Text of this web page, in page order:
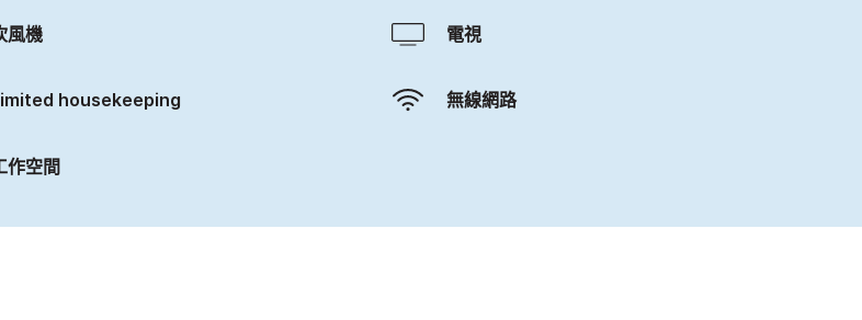
吹風機 電視
Limited housekeeping 無線網路
工作空間